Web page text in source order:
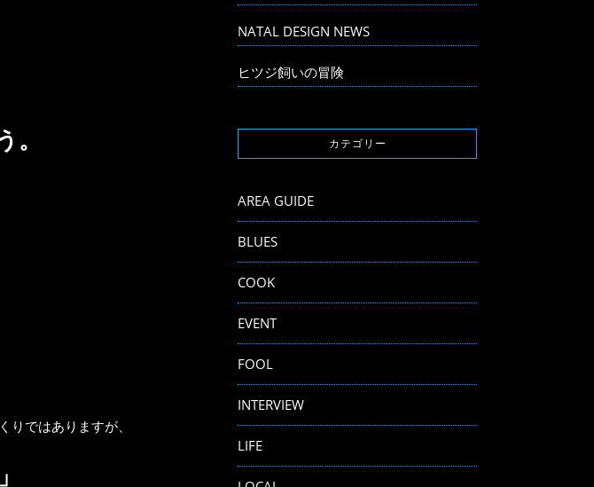
。
ではありますが、
NATAL DESIGN NEWS
ヒツジ飼いの冒険
カテゴリー
AREA GUIDE
BLUES
COOK
EVENT
FOOL
INTERVIEW
LIFE